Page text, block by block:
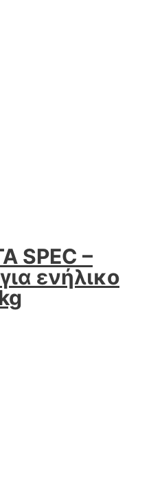
SPEC –
ενήλικο